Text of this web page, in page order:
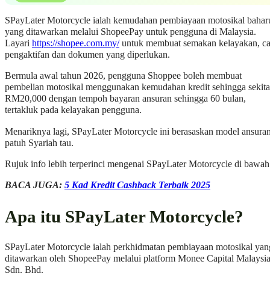
SPayLater Motorcycle ialah kemudahan pembiayaan motosikal
yang ditawarkan melalui ShopeePay untuk pengguna di Malaysia.
Layari https://shopee.com.my/untuk membuat semakan kelayakan,
pengaktifan dan dokumen yang diperlukan.
Bermula awal tahun 2026, pengguna Shoppee boleh membuat
pembelian motosikal menggunakan kemudahan kredit sehingga
RM20,000 dengan tempoh bayaran ansuran sehingga 60 bulan,
tertakluk pada kelayakan pengguna.
Menariknya lagi, SPayLater Motorcycle ini berasaskan model
patuh Syariah tau.
​Rujuk info lebih terperinci mengenai SPayLater Motorcycle di
BACA JUGA: 5 Kad Kredit Cashback Terbaik 2025
Apa itu SPayLater Motorcycle?
SPayLater Motorcycle ialah perkhidmatan pembiayaan motosikal
ditawarkan oleh ShopeePay melalui platform Monee Capital Malaysia
Sdn. Bhd.